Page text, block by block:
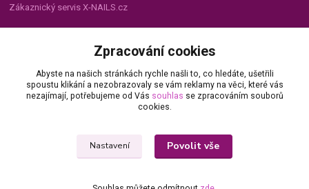
Zákaznický servis X-NAILS.cz
+420 735 055 075
info@x-nails.cz
Zpracování cookies
Abyste na našich stránkách rychle našli to, co hledáte, ušetřili
spoustu klikání a nezobrazovaly se vám reklamy na věci, které vás
nezajímají, potřebujeme od Vás souhlas se zpracováním souborů
cookies.
Nastavení Povolit vše